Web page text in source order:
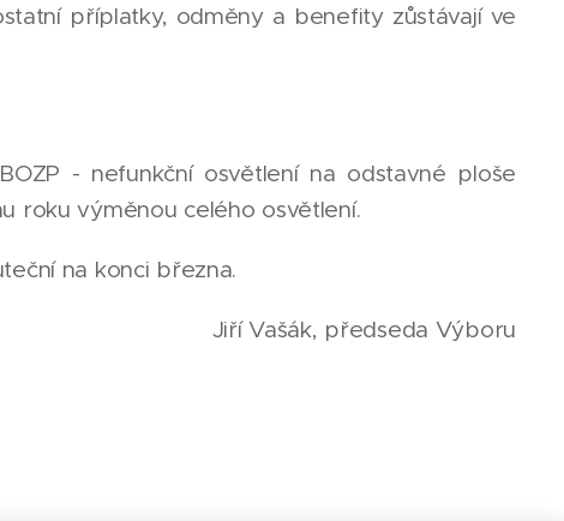
příplatky, odměny a benefity zůstávají ve
- nefunkční osvětlení na odstavné ploše
roku výměnou celého osvětlení.
na konci března.
Jiří Vašák, předseda Výboru